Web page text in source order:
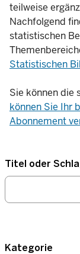
teilweise
Nachfolgend
statistischen
Statistischen
Sie können die
können Sie Ihr
Abonnement
Titel oder
Kategorie